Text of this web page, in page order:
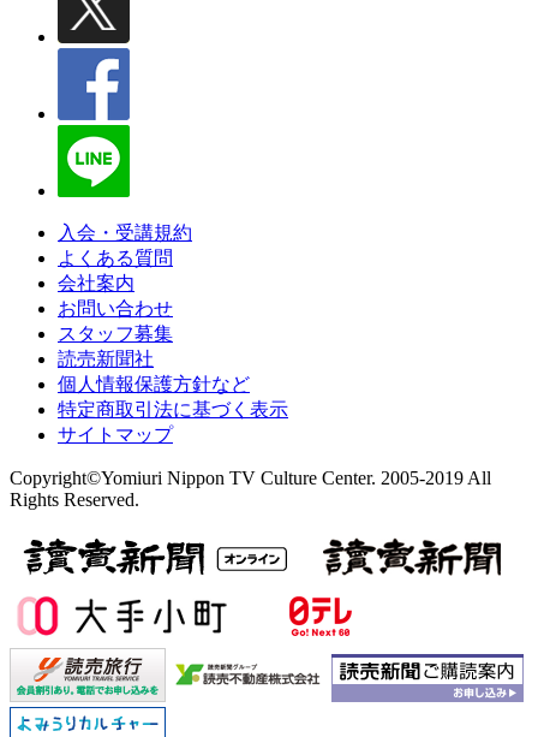
入会・受講規約
よくある質問
会社案内
お問い合わせ
スタッフ募集
読売新聞社
個人情報保護方針など
特定商取引法に基づく表示
サイトマップ
Copyright©Yomiuri Nippon TV Culture Center. 2005-2019 All
Rights Reserved.